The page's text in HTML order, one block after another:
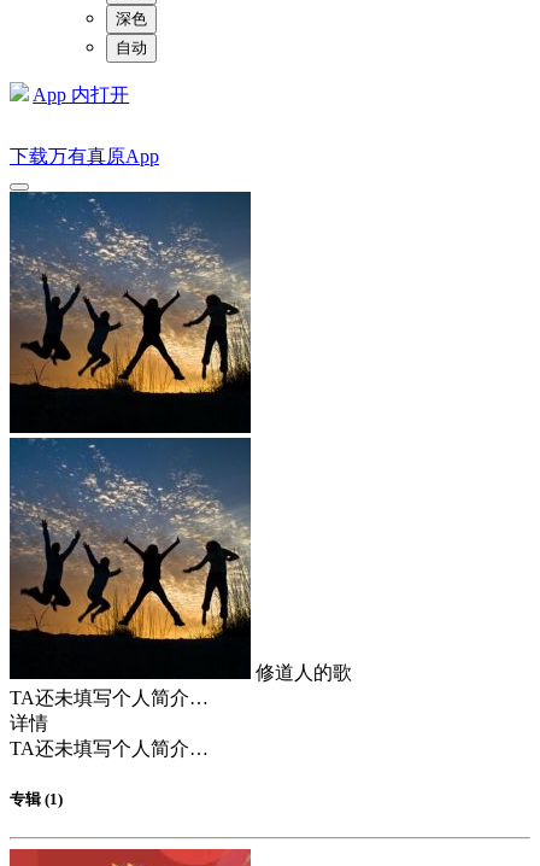
深色
自动
App 内打开
下载万有真原App
修道人的歌
TA还未填写个人简介…
详情
TA还未填写个人简介…
专辑 (1)